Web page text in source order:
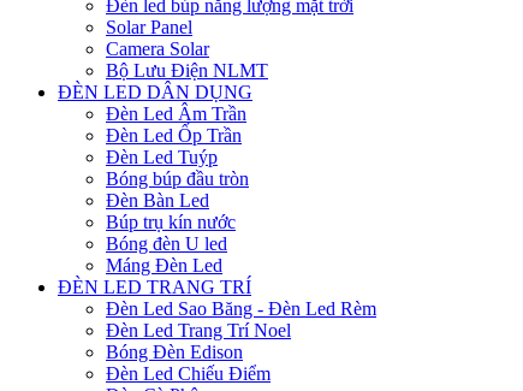
Đèn led búp năng lượng mặt trời
Solar Panel
Camera Solar
Bộ Lưu Điện NLMT
ĐÈN LED DÂN DỤNG
Đèn Led Âm Trần
Đèn Led Ốp Trần
Đèn Led Tuýp
Bóng búp đầu tròn
Đèn Bàn Led
Búp trụ kín nước
Bóng đèn U led
Máng Đèn Led
ĐÈN LED TRANG TRÍ
Đèn Led Sao Băng - Đèn Led Rèm
Đèn Led Trang Trí Noel
Bóng Đèn Edison
Đèn Led Chiếu Điểm